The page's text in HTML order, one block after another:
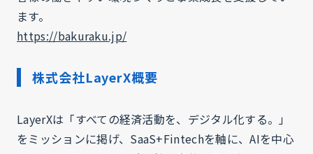
ます。
https://bakuraku.jp/
株式会社LayerX概要
LayerXは「すべての経済活動を、デジタル化する。」
をミッションに掲げ、SaaS+Fintechを軸に、AIを中心